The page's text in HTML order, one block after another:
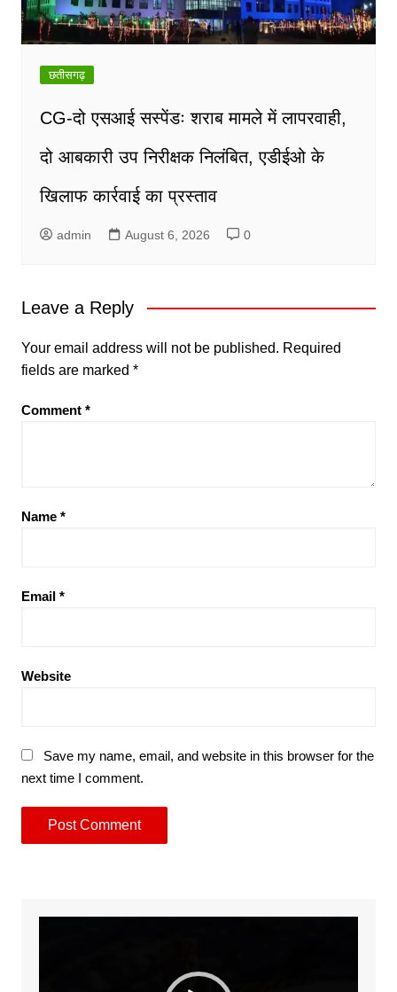
छतीसगढ़
CG-दो एसआई सस्पेंडः शराब मामले में लापरवाही,
दो आबकारी उप निरीक्षक निलंबित, एडीईओ के
खिलाफ कार्रवाई का प्रस्ताव
admin August 6, 2026 0
Leave a Reply
Your email address will not be published. Required
fields are marked *
Comment *
Name *
Email *
Website
Save my name, email, and website in this browser for the
next time I comment.